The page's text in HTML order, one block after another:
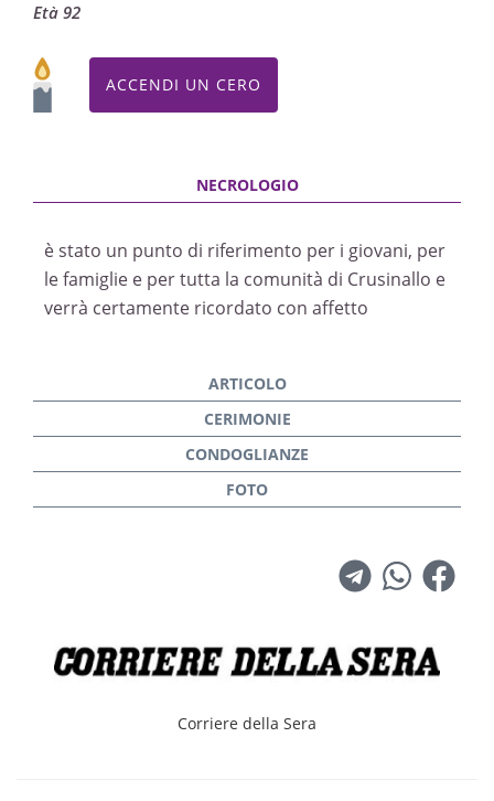
Età 92
ACCENDI UN CERO
è stato un punto di riferimento per i giovani, per
le famiglie e per tutta la comunità di Crusinallo e
verrà certamente ricordato con affetto
Corriere della Sera